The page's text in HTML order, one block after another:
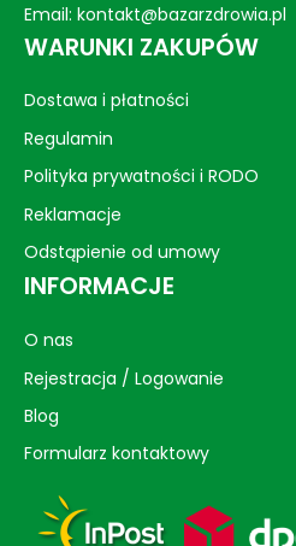
Email: kontakt@bazarzdrowia.pl
WARUNKI ZAKUPÓW
Dostawa i płatności
Regulamin
Polityka prywatności i RODO
Reklamacje
Odstąpienie od umowy
INFORMACJE
O nas
Rejestracja / Logowanie
Blog
Formularz kontaktowy